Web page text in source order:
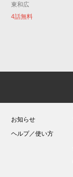
東和広
4話無料
お知らせ
ヘルプ／使い方